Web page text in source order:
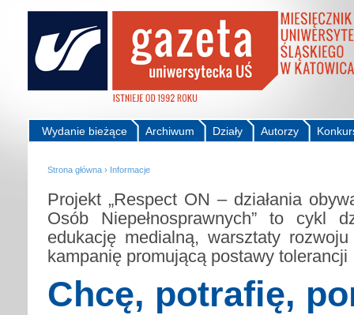
Autorzy
Działy
Archiwum
Wydanie bieżące
Strona główna › Informacje
Projekt „Respect ON – działania
Osób Niepełnosprawnych” to cykl
edukację medialną, warsztaty
kampanię promującą postawy tolerancji
Chcę, potrafię,